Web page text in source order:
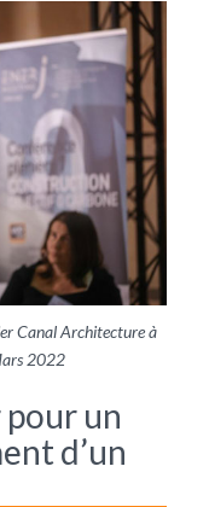
Canal Architecture à
2022
pour un
d’un